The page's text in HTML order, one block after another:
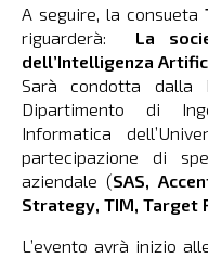
A seguire, la consueta
riguarderà: La
dell’Intelligenza
Sarà condotta dalla
Dipartimento di
Informatica
partecipazione di
aziendale (SAS,
Strategy, TIM, Target
L’evento avrà inizio